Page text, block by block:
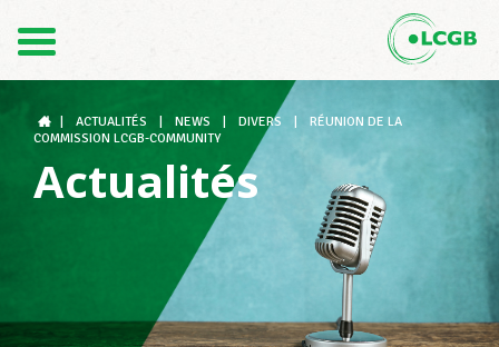
DE
Le LCGB
Structures syndicales
ACTUALITÉS NEWS DIVERS
RÉUNION DE LA
COMMISSION LCGB-COMMUNITY
Actualités